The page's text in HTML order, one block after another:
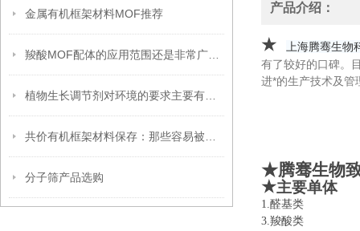
金属有机框架材料MOF推荐
分子筛产品选购
产品介绍：
★
上海腾骞生物
有了较好的口碑。
进*的生产技术及管
★腾骞生物
★主要单体
1.醛基
3.羧酸